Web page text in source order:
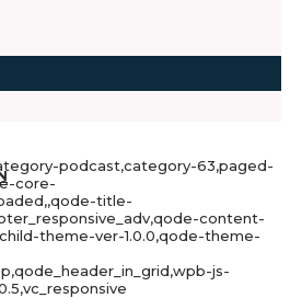
podcast,category-63,paged-
core-
title-
content-
theme-ver-1.0.0,qode-theme-
js-